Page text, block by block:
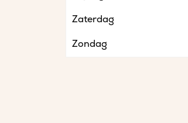
Zaterdag
Zondag